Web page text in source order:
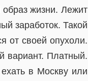
жизни. Лежит
заработок. Такой
от своей опухоли.
вариант. Платный.
в Москву или